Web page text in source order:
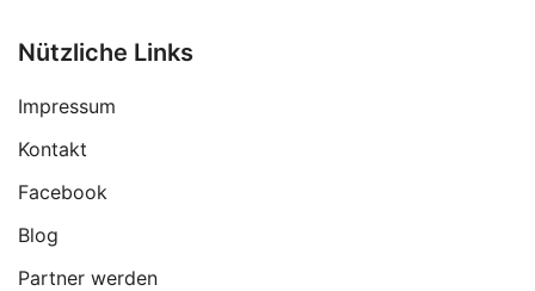
Nützliche Links
Impressum
Kontakt
Facebook
Blog
Partner werden